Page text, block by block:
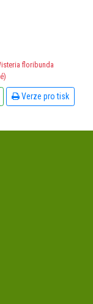
floribunda
Verze pro tisk